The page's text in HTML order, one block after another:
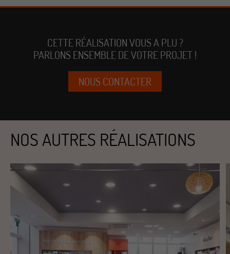
CETTE RÉALISATION VOUS A PLU ?
PARLONS ENSEMBLE DE VOTRE PROJET !
NOUS CONTACTER
NOS AUTRES RÉALISATIONS